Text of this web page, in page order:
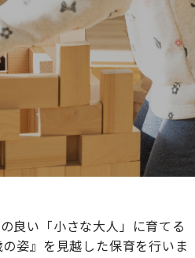
良い「小さな大人」に育てる
姿』を見越した保育を行いま